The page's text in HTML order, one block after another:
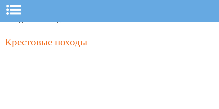
Крестовые походы